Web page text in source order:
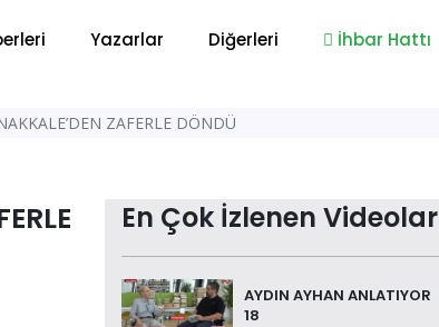
Yazarlar Diğerleri İhbar Hattı
ZAFERLE DÖNDÜ
En Çok İzlenen Videolar
AYDIN AYHAN ANLATIYOR
18